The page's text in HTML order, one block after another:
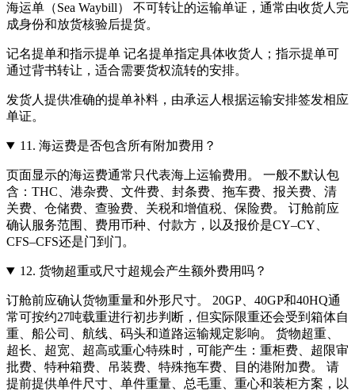
海运单（Sea Waybill） 不可转让的运输单证，通常由收货人完
成身份和放货核验后提货。
记名提单和指示提单 记名提单指定具体收货人；指示提单可
通过背书转让，适合需要货权流转的安排。
发货人提供准确的提单补料，由承运人根据运输安排签发相应
单证。
11. 海运费是否包含所有附加费用？
页面显示的海运费通常只代表海上运输费用。 一般不默认包
含：THC、港杂费、文件费、封条费、拖车费、报关费、清
关费、仓储费、查验费、关税和增值税、保险费。 订舱前应
确认服务范围、费用币种、付款方，以及报价是CY–CY、
CFS–CFS还是门到门。
12. 货物超重或尺寸超规会产生额外费用吗？
订舱前应确认货物重量和外形尺寸。 20GP、40GP和40HQ通
常可按约27吨载重进行初步判断，但实际限重还会受到箱体自
重、船公司、航线、码头和道路运输规定影响。 货物超重、
超长、超宽、超高或重心特殊时，可能产生：重柜费、超限审
批费、特种箱费、吊装费、特殊拖车费、目的港附加费。 请
提前提供单件尺寸、单件重量、总毛重、重心和装柜方案，以